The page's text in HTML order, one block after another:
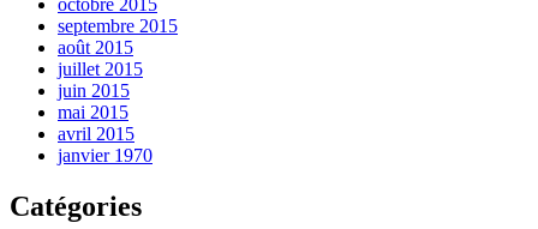
septembre 2015
août 2015
juillet 2015
juin 2015
mai 2015
avril 2015
janvier 1970
Catégories